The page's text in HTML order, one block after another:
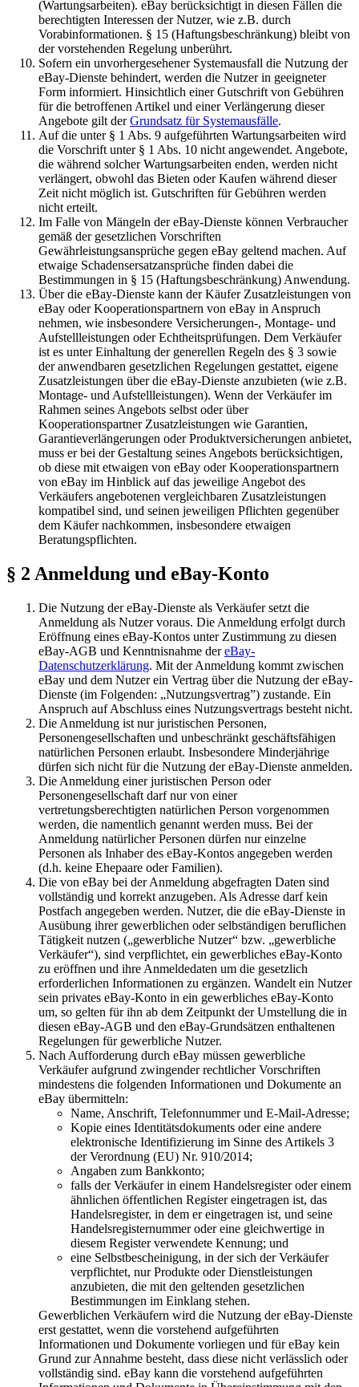
(Wartungsarbeiten). eBay berücksichtigt in diesen Fällen die
berechtigten Interessen der Nutzer, wie z.B. durch
Vorabinformationen. § 15 (Haftungsbeschränkung) bleibt von
der vorstehenden Regelung unberührt.
Sofern ein unvorhergesehener Systemausfall die Nutzung der
eBay-Dienste behindert, werden die Nutzer in geeigneter
Form informiert. Hinsichtlich einer Gutschrift von Gebühren
für die betroffenen Artikel und einer Verlängerung dieser
Angebote gilt derGrundsatz für Systemausfälle.
Auf die unter § 1 Abs. 9 aufgeführten Wartungsarbeiten wird
die Vorschrift unter § 1 Abs. 10 nicht angewendet. Angebote,
die während solcher Wartungsarbeiten enden, werden nicht
verlängert, obwohl das Bieten oder Kaufen während dieser
Zeit nicht möglich ist. Gutschriften für Gebühren werden
nicht erteilt.
Im Falle von Mängeln der eBay-Dienste können Verbraucher
gemäß der gesetzlichen Vorschriften
Gewährleistungsansprüche gegen eBay geltend machen. Auf
etwaige Schadensersatzansprüche finden dabei die
Bestimmungen in § 15 (Haftungsbeschränkung) Anwendung.
Über die eBay-Dienste kann der Käufer Zusatzleistungen von
eBay oder Kooperationspartnern von eBay in Anspruch
nehmen, wie insbesondere Versicherungen-, Montage- und
Aufstellleistungen oder Echtheitsprüfungen. Dem Verkäufer
ist es unter Einhaltung der generellen Regeln des § 3 sowie
der anwendbaren gesetzlichen Regelungen gestattet, eigene
Zusatzleistungen über die eBay-Dienste anzubieten (wie z.B.
Montage- und Aufstellleistungen). Wenn der Verkäufer im
Rahmen seines Angebots selbst oder über
Kooperationspartner Zusatzleistungen wie Garantien,
Garantieverlängerungen oder Produktversicherungen anbietet,
muss er bei der Gestaltung seines Angebots berücksichtigen,
ob diese mit etwaigen von eBay oder Kooperationspartnern
von eBay im Hinblick auf das jeweilige Angebot des
Verkäufers angebotenen vergleichbaren Zusatzleistungen
kompatibel sind, und seinen jeweiligen Pflichten gegenüber
dem Käufer nachkommen, insbesondere etwaigen
Beratungspflichten.
§ 2 Anmeldung und eBay-Konto
Die Nutzung der eBay-Dienste als Verkäufer setzt die
Anmeldung als Nutzer voraus. Die Anmeldung erfolgt durch
Eröffnung eines eBay-Kontos unter Zustimmung zu diesen
eBay-AGB und Kenntnisnahme dereBay-
Datenschutzerklärung. Mit der Anmeldung kommt zwischen
eBay und dem Nutzer ein Vertrag über die Nutzung der eBay-
Dienste (im Folgenden: „Nutzungsvertrag”) zustande. Ein
Anspruch auf Abschluss eines Nutzungsvertrags besteht nicht.
Die Anmeldung ist nur juristischen Personen,
Personengesellschaften und unbeschränkt geschäftsfähigen
natürlichen Personen erlaubt. Insbesondere Minderjährige
dürfen sich nicht für die Nutzung der eBay-Dienste anmelden.
Die Anmeldung einer juristischen Person oder
Personengesellschaft darf nur von einer
vertretungsberechtigten natürlichen Person vorgenommen
werden, die namentlich genannt werden muss. Bei der
Anmeldung natürlicher Personen dürfen nur einzelne
Personen als Inhaber des eBay-Kontos angegeben werden
(d.h. keine Ehepaare oder Familien).
Die von eBay bei der Anmeldung abgefragten Daten sind
vollständig und korrekt anzugeben. Als Adresse darf kein
Postfach angegeben werden. Nutzer, die die eBay-Dienste in
Ausübung ihrer gewerblichen oder selbständigen beruflichen
Tätigkeit nutzen („gewerbliche Nutzer“ bzw. „gewerbliche
Verkäufer“), sind verpflichtet, ein gewerbliches eBay-Konto
zu eröffnen und ihre Anmeldedaten um die gesetzlich
erforderlichen Informationen zu ergänzen. Wandelt ein Nutzer
sein privates eBay-Konto in ein gewerbliches eBay-Konto
um, so gelten für ihn ab dem Zeitpunkt der Umstellung die in
diesen eBay-AGB und den eBay-Grundsätzen enthaltenen
Regelungen für gewerbliche Nutzer.
Nach Aufforderung durch eBay müssen gewerbliche
Verkäufer aufgrund zwingender rechtlicher Vorschriften
mindestens die folgenden Informationen und Dokumente an
eBay übermitteln:
Name, Anschrift, Telefonnummer und E-Mail-Adresse;
Kopie eines Identitätsdokuments oder eine andere
elektronische Identifizierung im Sinne des Artikels 3
der Verordnung (EU) Nr. 910/2014;
Angaben zum Bankkonto;
falls der Verkäufer in einem Handelsregister oder einem
ähnlichen öffentlichen Register eingetragen ist, das
Handelsregister, in dem er eingetragen ist, und seine
Handelsregisternummer oder eine gleichwertige in
diesem Register verwendete Kennung; und
eine Selbstbescheinigung, in der sich der Verkäufer
verpflichtet, nur Produkte oder Dienstleistungen
anzubieten, die mit den geltenden gesetzlichen
Bestimmungen im Einklang stehen.
Gewerblichen Verkäufern wird die Nutzung der eBay-Dienste
erst gestattet, wenn die vorstehend aufgeführten
Informationen und Dokumente vorliegen und für eBay kein
Grund zur Annahme besteht, dass diese nicht verlässlich oder
vollständig sind. eBay kann die vorstehend aufgeführten